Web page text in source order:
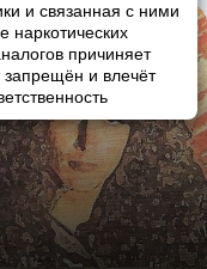
и связанная с ними
наркотических
причиняет
и влечёт